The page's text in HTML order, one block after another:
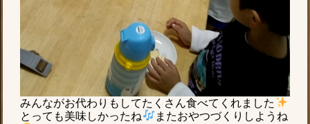
みんながお代わりもしてたくさん食べてくれました
とっても美味しかったね
またおやつづくりしようね